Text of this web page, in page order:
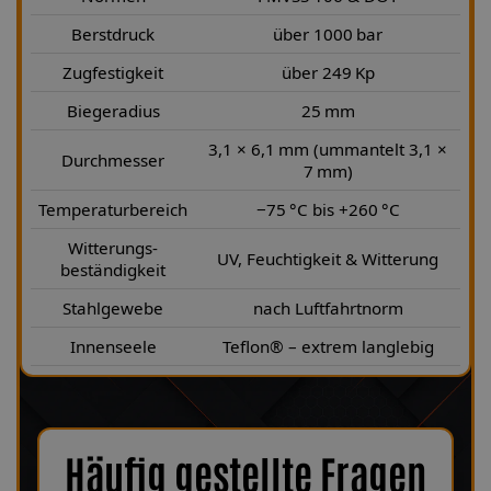
Berstdruck
über 1000 bar
Zugfestigkeit
über 249 Kp
Biegeradius
25 mm
Durchmesser
3,1 × 6,1 mm (ummantelt 3,1 ×
7 mm)
Temperaturbereich
−75 °C bis +260 °C
Witterungs-
beständigkeit
UV, Feuchtigkeit & Witterung
Stahlgewebe
nach Luftfahrtnorm
Innenseele
Teflon® – extrem langlebig
Häufig gestellte Fragen